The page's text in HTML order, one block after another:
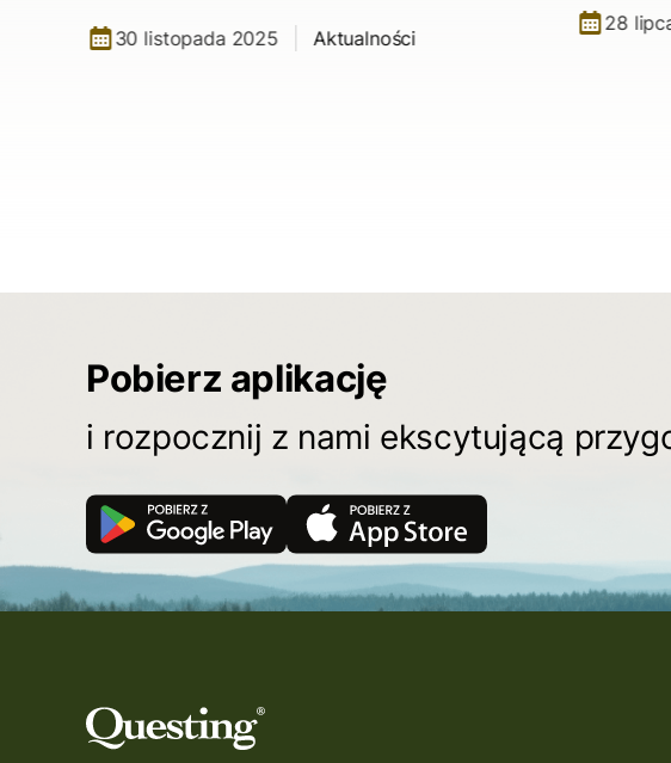
30 listopada 2025 Aktualności
28
Pobierz aplikację
i rozpocznij z nami ekscytującą